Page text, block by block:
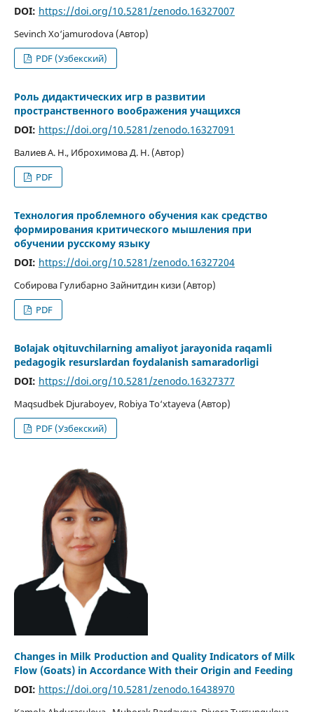
DOI: https://doi.org/10.5281/zenodo.16327007
Sevinch Xo‘jamurodova (Автор)
PDF (Узбекский)
Роль дидактических игр в развитии
пространственного воображения учащихся
DOI: https://doi.org/10.5281/zenodo.16327091
Валиев А. Н., Иброхимова Д. Н. (Автор)
PDF
Технология проблемного обучения как средство
формирования критического мышления при
обучении русскому языку
DOI: https://doi.org/10.5281/zenodo.16327204
Собирова Гулибарно Зайнитдин кизи (Автор)
PDF
Boʻlajak oʻqituvchilarning amaliyot jarayonida raqamli
pedagogik resurslardan foydalanish samaradorligi
DOI: https://doi.org/10.5281/zenodo.16327377
Maqsudbek Djuraboyev, Robiya To‘xtayeva (Автор)
PDF (Узбекский)
Changes in Milk Production and Quality Indicators of Milk
Flow (Goats) in Accordance With their Origin and Feeding
DOI: https://doi.org/10.5281/zenodo.16438970